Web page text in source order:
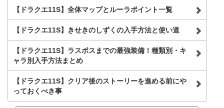
【ドラクエ11S】全体マップとルーラポイント一覧
【ドラクエ11S】きせきのしずくの入手方法と使い道
【ドラクエ11S】ラスボスまでの最強装備！種類別・キ
ャラ別入手方法まとめ
【ドラクエ11S】クリア後のストーリーを進める前にや
っておくべき事